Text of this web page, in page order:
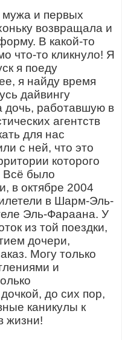
и первых
возвращала и
В какой-то
что-то кликнуло! Я
я поеду
я найду время
дайвингу
дочь, работавшую в
агентств
для нас
с ней, что это
которого
Всё было
в октябре 2004
в Шарм-Эль-
Эль-Фараана. У
из той поездки,
дочери,
Могу только
и
до сих пор,
каникулы к
жизни!